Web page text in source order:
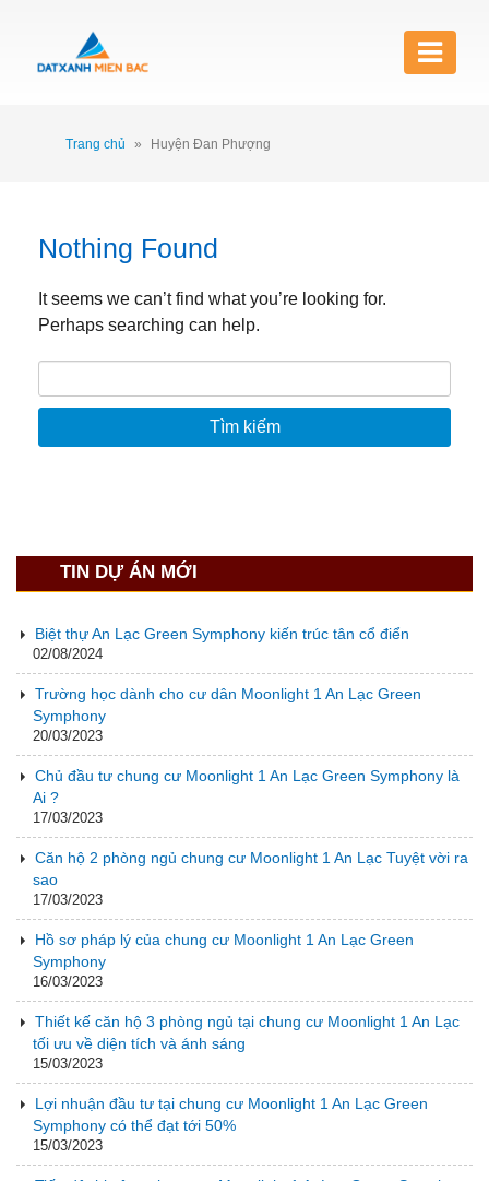
Trang chủ » Huyện Đan Phượng
Nothing Found
It seems we can’t find what you’re looking for.
Perhaps searching can help.
TIN DỰ ÁN MỚI
Biệt thự An Lạc Green Symphony kiến trúc tân cổ điển
02/08/2024
Trường học dành cho cư dân Moonlight 1 An Lạc Green
Symphony
20/03/2023
Chủ đầu tư chung cư Moonlight 1 An Lạc Green Symphony là
Ai ?
17/03/2023
Căn hộ 2 phòng ngủ chung cư Moonlight 1 An Lạc Tuyệt vời ra
sao
17/03/2023
Hồ sơ pháp lý của chung cư Moonlight 1 An Lạc Green
Symphony
16/03/2023
Thiết kế căn hộ 3 phòng ngủ tại chung cư Moonlight 1 An Lạc
tối ưu về diện tích và ánh sáng
15/03/2023
Lợi nhuận đầu tư tại chung cư Moonlight 1 An Lạc Green
Symphony có thể đạt tới 50%
15/03/2023